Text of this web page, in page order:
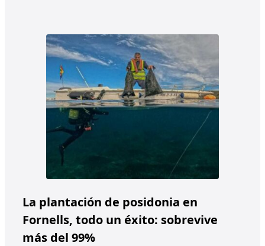
La plantación de posidonia en
Fornells, todo un éxito: sobrevive
más del 99%